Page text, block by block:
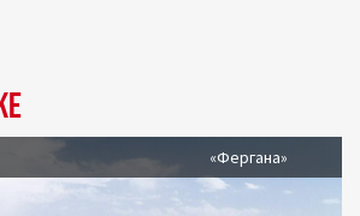
«Фергана»